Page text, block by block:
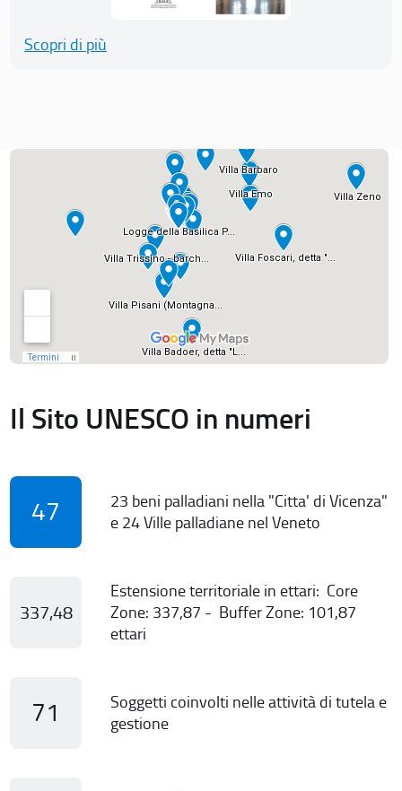
Scopri di più
Il Sito UNESCO in numeri
47
23 beni palladiani nella "Citta' di Vicenza"
e 24 Ville palladiane nel Veneto
337,48
Estensione territoriale in ettari: Core
Zone: 337,87 - Buffer Zone: 101,87
ettari
71
Soggetti coinvolti nelle attività di tutela e
gestione